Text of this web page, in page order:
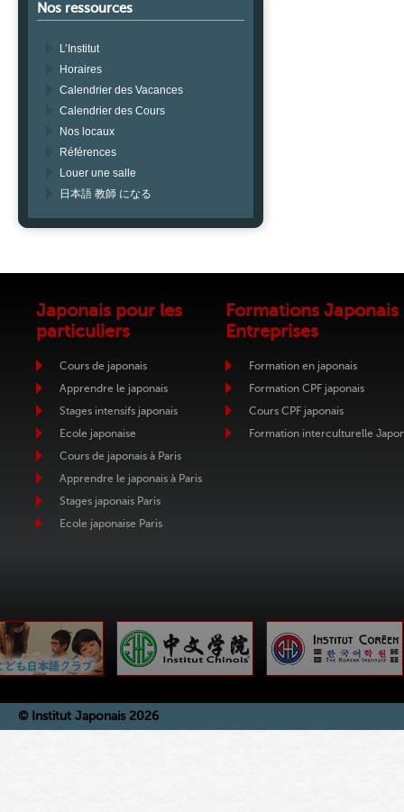
Nos ressources
L’Institut
Horaires
Calendrier des Vacances
Calendrier des Cours
Nos locaux
Références
Louer une salle
日本語 教師 になる
Japonais pour les
particuliers
Cours de japonais
Apprendre le japonais
Stages intensifs japonais
Ecole japonaise
Cours de japonais à Paris
Apprendre le japonais à Paris
Stages japonais Paris
Ecole japonaise Paris
Formations Japonais
Entreprises
Formation en japonais
Formation CPF japonais
Cours CPF japonais
Formation interculturelle
© Institut Japonais 2026